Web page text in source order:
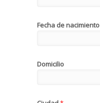
Fecha de nacimiento
Domicilio